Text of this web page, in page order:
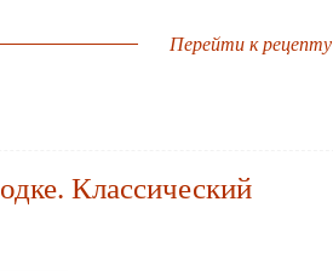
Перейти к рецепту
Классический